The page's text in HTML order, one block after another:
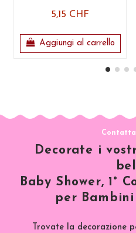
5,15 CHF
Aggiungi al carrello
Decorate i
Baby Shower, 1°
per
Trovate la decorazione